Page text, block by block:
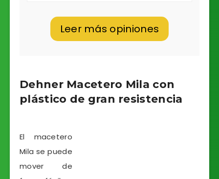
Leer más opiniones
Dehner Macetero Mila con
plástico de gran resistencia
El macetero
Mila se puede
mover de